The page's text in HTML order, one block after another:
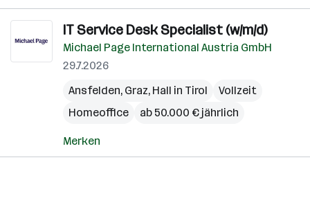
IT Service Desk Specialist (w/m/d)
Michael Page International Austria GmbH
29.7.2026
Ansfelden, Graz, Hall in Tirol
Vollzeit
Homeoffice
ab 50.000 € jährlich
Merken